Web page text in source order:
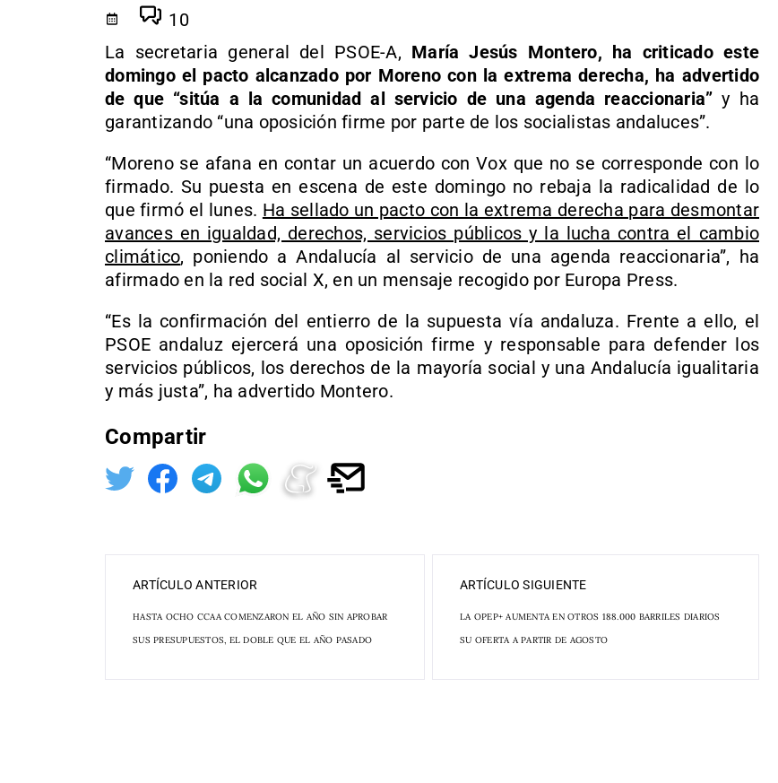
10
La secretaria general del PSOE-A, María Jesús Montero, ha criticado este
domingo el pacto alcanzado por Moreno con la extrema derecha, ha advertido
de que “sitúa a la comunidad al servicio de una agenda reaccionaria” y ha
garantizando “una oposición firme por parte de los socialistas andaluces”.
“Moreno se afana en contar un acuerdo con Vox que no se corresponde con lo
firmado. Su puesta en escena de este domingo no rebaja la radicalidad de lo
que firmó el lunes. Ha sellado un pacto con la extrema derecha para desmontar
avances en igualdad, derechos, servicios públicos y la lucha contra el cambio
climático, poniendo a Andalucía al servicio de una agenda reaccionaria”, ha
afirmado en la red social X, en un mensaje recogido por Europa Press.
“Es la confirmación del entierro de la supuesta vía andaluza. Frente a ello, el
PSOE andaluz ejercerá una oposición firme y responsable para defender los
servicios públicos, los derechos de la mayoría social y una Andalucía igualitaria
y más justa”, ha advertido Montero.
Compartir
ARTÍCULO ANTERIOR
HASTA OCHO CCAA COMENZARON EL AÑO SIN APROBAR
SUS PRESUPUESTOS, EL DOBLE QUE EL AÑO PASADO
ARTÍCULO SIGUIENTE
LA OPEP+ AUMENTA EN OTROS 188.000 BARRILES DIARIOS
SU OFERTA A PARTIR DE AGOSTO